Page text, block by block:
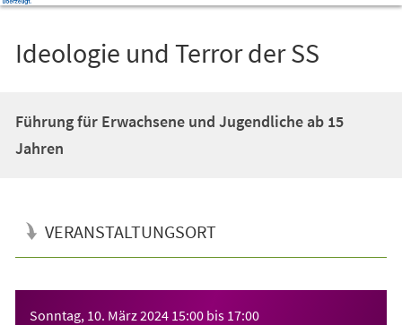
Ideologie und Terror der SS
Führung für Erwachsene und Jugendliche ab 15
Jahren
VERANSTALTUNGSORT
Sonntag, 10. März 2024 15:00 bis 17:00